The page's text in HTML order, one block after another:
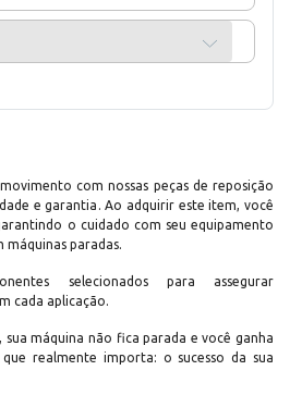
com nossas peças de reposição
e garantia. Ao adquirir este item, você
o cuidado com seu equipamento
máquinas paradas.
selecionados para assegurar
cada aplicação.
sua máquina não fica parada e você ganha
realmente importa: o sucesso da sua